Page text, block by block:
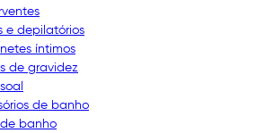
e depilatórios
íntimos
de gravidez
de banho
banho